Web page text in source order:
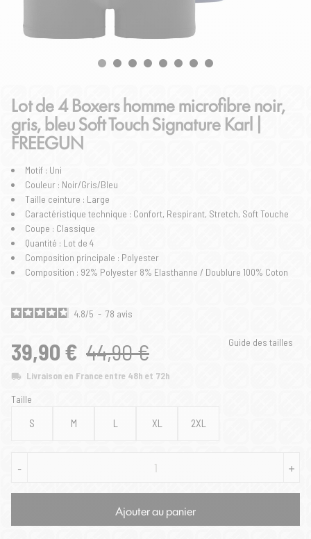
Lot de 4 Boxers homme microfibre noir,
gris, bleu Soft Touch Signature Karl |
FREEGUN
Motif : Uni
Couleur : Noir/Gris/Bleu
Taille ceinture : Large
Caractéristique technique : Confort, Respirant, Stretch, Soft Touche
Coupe : Classique
Quantité : Lot de 4
Composition principale : Polyester
Composition : 92% Polyester 8% Elasthanne / Doublure 100% Coton
4.8/5 - 78 avis
39,90 € 44,90 €
Livraison en France entre 48h et 72h
Guide des tailles
Taille
S M L XL 2XL
- +
Ajouter au panier